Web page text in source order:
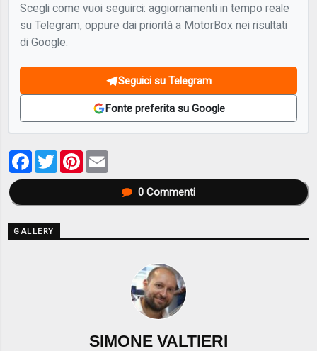
Scegli come vuoi seguirci: aggiornamenti in tempo reale
su Telegram, oppure dai priorità a MotorBox nei risultati
di Google.
Seguici su Telegram
Fonte preferita su Google
Facebook
TwitterPinterest
0Commenti
GALLERY
SIMONE VALTIERI